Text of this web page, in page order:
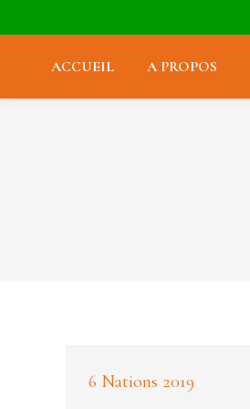
ACCUEIL A PROPOS
6 Nations 2019